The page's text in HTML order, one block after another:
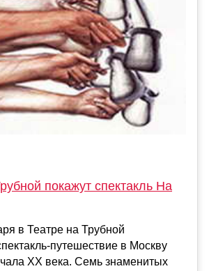
покажут спектакль На
в Театре на Трубной
путешествие в Москву
XX века. Семь знаменитых